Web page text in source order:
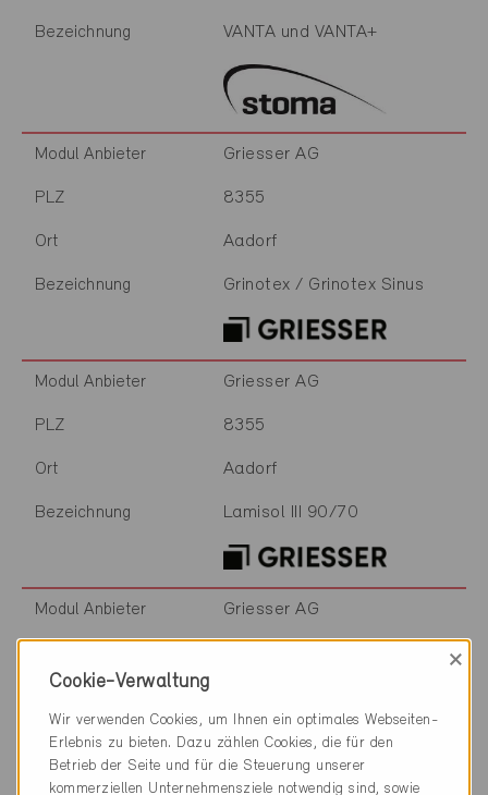
Bezeichnung VANTA und VANTA+
Modul Anbieter Griesser AG
PLZ 8355
Ort Aadorf
Bezeichnung Grinotex / Grinotex Sinus
Modul Anbieter Griesser AG
PLZ 8355
Ort Aadorf
Bezeichnung Lamisol III 90/70
Modul Anbieter Griesser AG
Bezeichnung Metalunic / Metalunic Sinus
Cookie-Verwaltung
×
Wir verwenden Cookies, um Ihnen ein optimales Webseiten-
Erlebnis zu bieten. Dazu zählen Cookies, die für den
Betrieb der Seite und für die Steuerung unserer
kommerziellen Unternehmensziele notwendig sind, sowie